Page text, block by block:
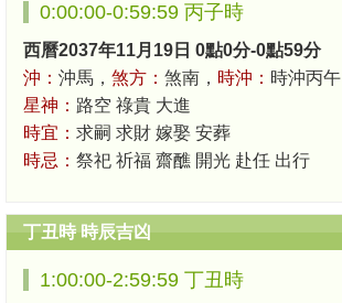
0:00:00-0:59:59 丙子時
西曆2037年11月19日 0點0分-0點59分
沖： 沖馬， 煞方： 煞南， 時沖： 時沖丙午
星神： 路空 祿貴 大進
時宜： 求嗣 求財 嫁娶 安葬
時忌： 祭祀 祈福 齋醮 開光 赴任 出行
丁丑時 時辰吉凶
1:00:00-2:59:59 丁丑時